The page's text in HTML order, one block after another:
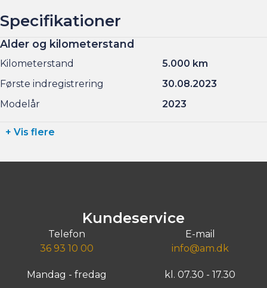
Specifikationer
Alder og kilometerstand
Kilometerstand
5.000 km
Første indregistrering
30.08.2023
Modelår
2023
+ Vis flere
Kundeservice
Telefon
36 93 10 00
E-mail
info@am.dk
Mandag - fredag kl. 07.30 - 17.30